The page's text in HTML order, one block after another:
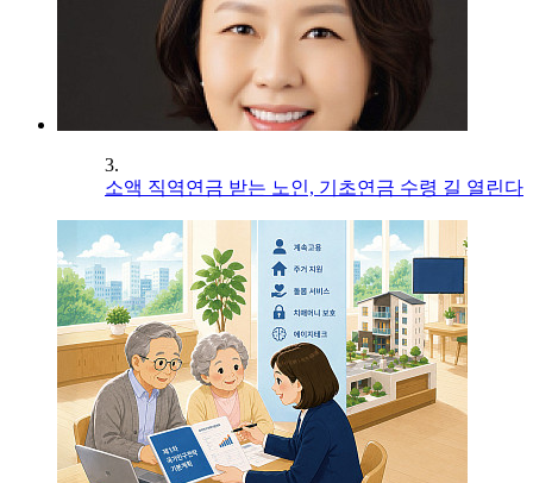
3.
소액 직역연금 받는 노인, 기초연금 수령 길 열린다